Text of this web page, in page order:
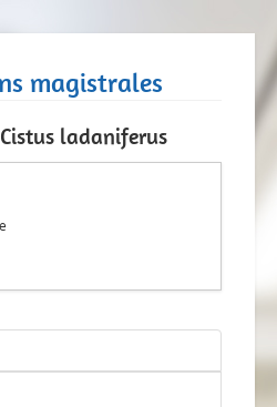
magistrales
ladaniferus